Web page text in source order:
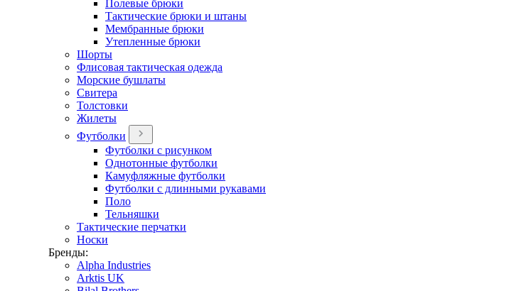
Полевые брюки
Тактические брюки и штаны
Мембранные брюки
Утепленные брюки
Шорты
Флисовая тактическая одежда
Морские бушлаты
Свитера
Толстовки
Жилеты
Футболки
Футболки с рисунком
Однотонные футболки
Камуфляжные футболки
Футболки с длинными рукавами
Поло
Тельняшки
Тактические перчатки
Носки
Бренды:
Alpha Industries
Arktis UK